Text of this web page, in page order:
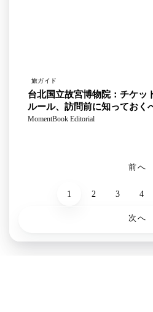
旅ガイド
台北国立故宮博物院：チケッ
ルール、訪問前に知っておく
MomentBook Editorial
前へ
1 2 3 4
次へ